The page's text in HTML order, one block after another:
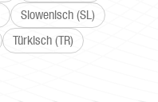
Slowenisch (SL)
Türkisch (TR)